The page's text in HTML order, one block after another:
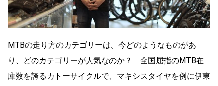
MTBの走り方のカテゴリーは、今どのようなものがあ
り、どのカテゴリーが人気なのか？ 全国屈指のMTB在
庫数を誇るカトーサイクルで、マキシスタイヤを例に伊東